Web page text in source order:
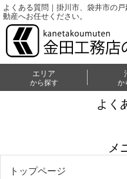
よくある質問｜掛川市、袋井市の
動産へお任せください。
エリア
から探す か
よく
メ
トップページ